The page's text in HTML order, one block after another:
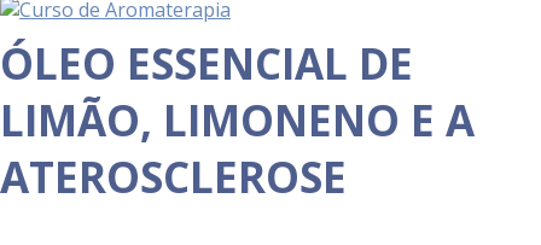
ÓLEO ESSENCIAL DE
LIMÃO, LIMONENO E A
ATEROSCLEROSE